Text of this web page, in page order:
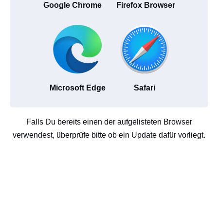
Google Chrome Firefox Browser
Microsoft Edge Safari
Falls Du bereits einen der aufgelisteten Browser
verwendest, überprüfe bitte ob ein Update dafür vorliegt.